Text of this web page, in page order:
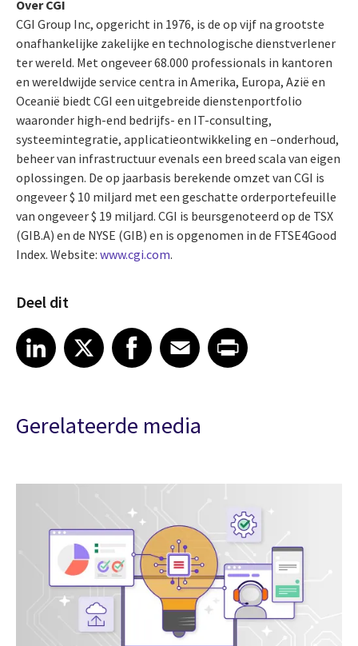
Over CGI
CGI Group Inc, opgericht in 1976, is de op vijf na grootste
onafhankelijke zakelijke en technologische dienstverlener
ter wereld. Met ongeveer 68.000 professionals in kantoren
en wereldwijde service centra in Amerika, Europa, Azië en
Oceanië biedt CGI een uitgebreide dienstenportfolio
waaronder high-end bedrijfs- en IT-consulting,
systeemintegratie, applicatieontwikkeling en –onderhoud,
beheer van infrastructuur evenals een breed scala van eigen
oplossingen. De op jaarbasis berekende omzet van CGI is
ongeveer $ 10 miljard met een geschatte orderportefeuille
van ongeveer $ 19 miljard. CGI is beursgenoteerd op de TSX
(GIB.A) en de NYSE (GIB) en is opgenomen in de FTSE4Good
Index. Website: www.cgi.com.
Deel dit
Share article on LinkedIn
LinkedIn
Share article on XShare article on Facebook
Facebook
Share article on Email
EmailShare article on Print
Gerelateerde media